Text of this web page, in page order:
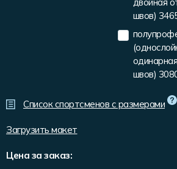
швов)
швов)
Список спортсменов с размерами
Загрузить макет
Цена за заказ:
Система скидок и наценок
Пользовательское